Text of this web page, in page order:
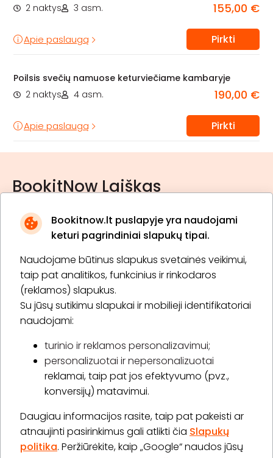
Bookitnow.lt puslapyje yra naudojami
keturi pagrindiniai slapukų tipai.
Naudojame būtinus slapukus svetainės veikimui,
taip pat analitikos, funkcinius ir rinkodaros
(reklamos) slapukus.
Su jūsų sutikimu slapukai ir mobilieji identifikatoriai
naudojami:
turinio ir reklamos personalizavimui;
personalizuotai ir nepersonalizuotai
reklamai, taip pat jos efektyvumo (pvz.,
konversijų) matavimui.
Daugiau informacijos rasite, taip pat pakeisti ar
atnaujinti pasirinkimus gali atlikti čia Slapukų
politika. Peržiūrėkite, kaip „Google“ naudos jūsų
2 naktys
3 asm. 155,00 €
Apie paslaugą Pirkti
Poilsis svečių namuose keturviečiame kambaryje
2 naktys
4 asm. 190,00 €
Apie paslaugą Pirkti
BookitNow Laiškas
* Susipažinau su privatumo politika
Prenumeruoti
Apie „BookitNow“
Informacija
„GERA DOVANA“ GRUPĖ